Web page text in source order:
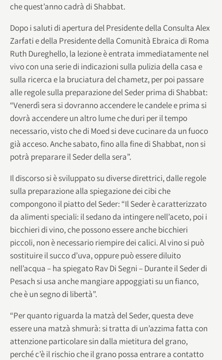
che quest’anno cadrà di Shabbat.
Dopo i saluti di apertura del Presidente della Consulta Alex
Zarfati e della Presidente della Comunità Ebraica di Roma
Ruth Dureghello, la lezione è entrata immediatamente nel
vivo con una serie di indicazioni sulla pulizia della casa e
sulla ricerca e la bruciatura del chametz, per poi passare
alle regole sulla preparazione del Seder prima di Shabbat:
“Venerdì sera si dovranno accendere le candele e prima si
dovrà accendere un altro lume che duri per il tempo
necessario, visto che di Moed si deve cucinare da un fuoco
già acceso. Anche sabato, fino alla fine di Shabbat, non si
potrà preparare il Seder della sera”.
Il discorso si è sviluppato su diverse direttrici, dalle regole
sulla preparazione alla spiegazione dei cibi che
compongono il piatto del Seder: “Il Seder è caratterizzato
da alimenti speciali: il sedano da intingere nell’aceto, poi i
bicchieri di vino, che possono essere anche bicchieri
piccoli, non è necessario riempire dei calici. Al vino si può
sostituire il succo d’uva, oppure può essere diluito
nell’acqua – ha spiegato Rav Di Segni – Durante il Seder di
Pesach si usa anche mangiare appoggiati su un fianco,
che è un segno di libertà”.
“Per quanto riguarda la matzà del Seder, questa deve
essere una matzà shmurà: si tratta di un’azzima fatta con
attenzione particolare sin dalla mietitura del grano,
perché c’è il rischio che il grano possa entrare a contatto